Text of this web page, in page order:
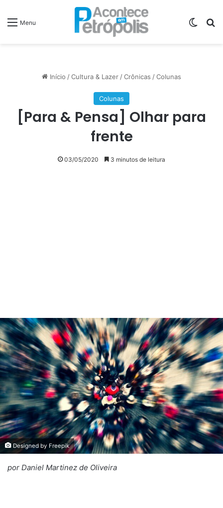
Menu
Início /Cultura & Lazer /Crônicas /Colunas
Colunas
[Para & Pensa] Olhar para
frente
03/05/2020 3 minutos de leitura
Designed by Freepik
por Daniel Martinez de Oliveira